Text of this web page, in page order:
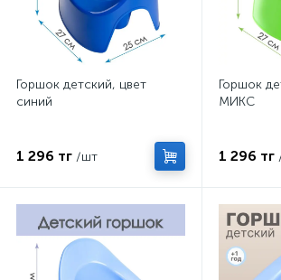
Горшок детский, цвет
синий
1 296 тг /шт
Горшок
МИКС
1 296 тг